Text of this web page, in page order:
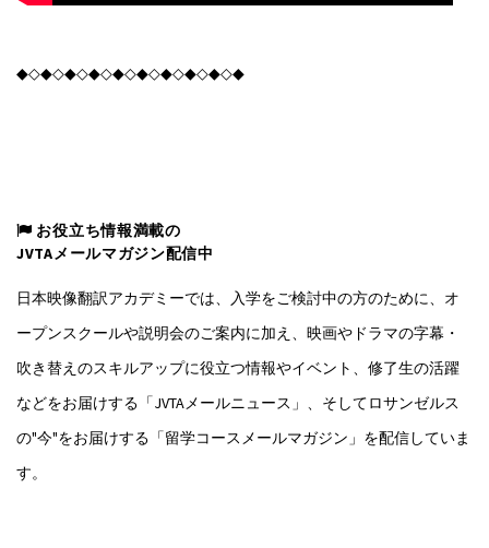
◆◇◆◇◆◇◆◇◆◇◆◇◆◇◆◇◆◇◆
お役立ち情報満載の
JVTAメールマガジン配信中
日本映像翻訳アカデミーでは、入学をご検討中の方のために、オ
ープンスクールや説明会のご案内に加え、映画やドラマの字幕・
吹き替えのスキルアップに役立つ情報やイベント、修了生の活躍
などをお届けする「JVTAメールニュース」、そしてロサンゼルス
の"今"をお届けする「留学コースメールマガジン」を配信していま
す。